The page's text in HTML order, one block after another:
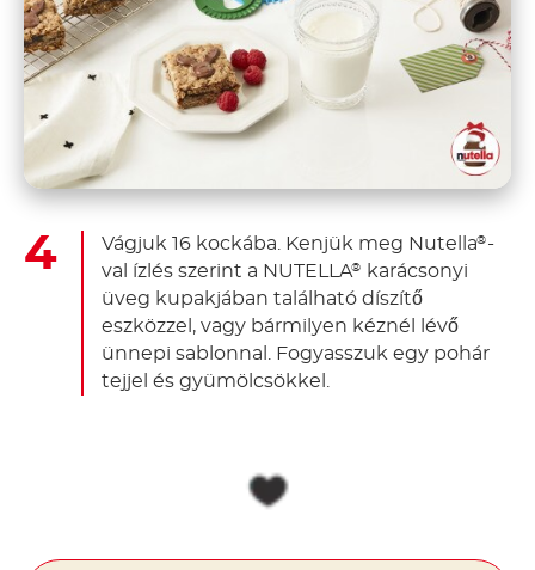
Vágjuk 16 kockába. Kenjük meg Nutella® -
val ízlés szerint a NUTELLA®
karácsonyi
üveg kupakjában található díszítő
eszközzel, vagy bármilyen kéznél lévő
ünnepi sablonnal. Fogyasszuk egy pohár
tejjel és gyümölcsökkel.